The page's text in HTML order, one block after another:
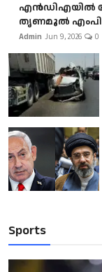
എൻഡിഎയിൽ
തൃണമൂൽ
Admin Jun 9, 2026 0
Sports